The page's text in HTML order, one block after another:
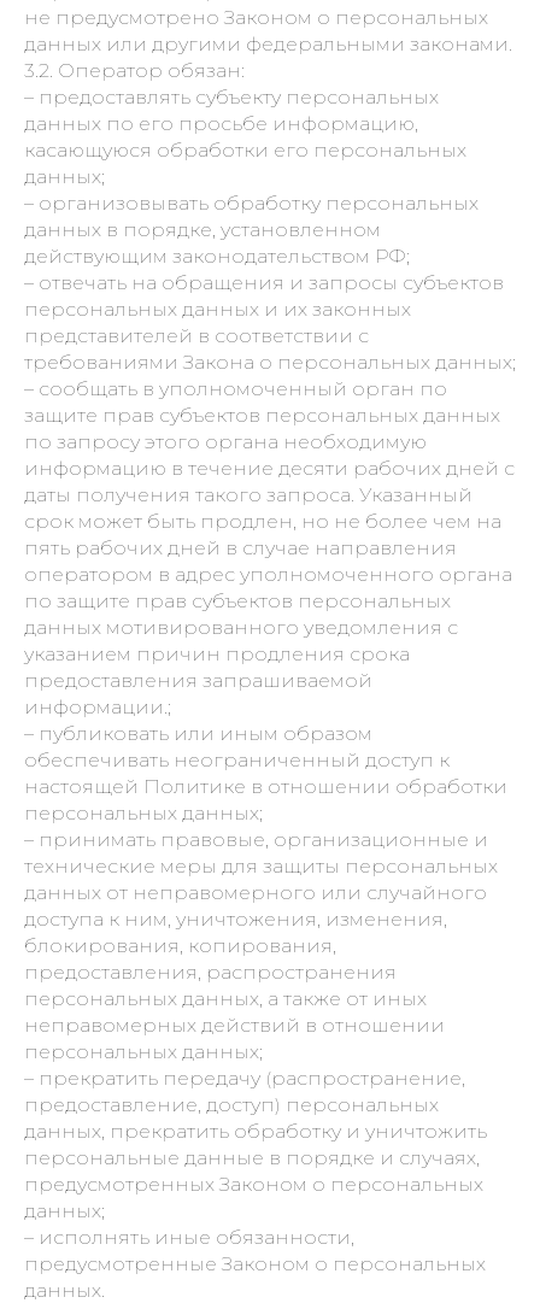
не предусмотрено Законом о персональных
данных или другими федеральными законами.
3.2. Оператор обязан:
– предоставлять субъекту персональных
данных по его просьбе информацию,
касающуюся обработки его персональных
данных;
– организовывать обработку персональных
данных в порядке, установленном
действующим законодательством РФ;
– отвечать на обращения и запросы субъектов
персональных данных и их законных
представителей в соответствии с
требованиями Закона о персональных данных;
– сообщать в уполномоченный орган по
защите прав субъектов персональных данных
по запросу этого органа необходимую
информацию в течение десяти рабочих дней с
даты получения такого запроса. Указанный
срок может быть продлен, но не более чем на
пять рабочих дней в случае направления
оператором в адрес уполномоченного органа
по защите прав субъектов персональных
данных мотивированного уведомления с
указанием причин продления срока
предоставления запрашиваемой
информации.;
– публиковать или иным образом
обеспечивать неограниченный доступ к
настоящей Политике в отношении обработки
персональных данных;
– принимать правовые, организационные и
технические меры для защиты персональных
данных от неправомерного или случайного
доступа к ним, уничтожения, изменения,
блокирования, копирования,
предоставления, распространения
персональных данных, а также от иных
неправомерных действий в отношении
персональных данных;
– прекратить передачу (распространение,
предоставление, доступ) персональных
данных, прекратить обработку и уничтожить
персональные данные в порядке и случаях,
предусмотренных Законом о персональных
данных;
– исполнять иные обязанности,
предусмотренные Законом о персональных
данных.